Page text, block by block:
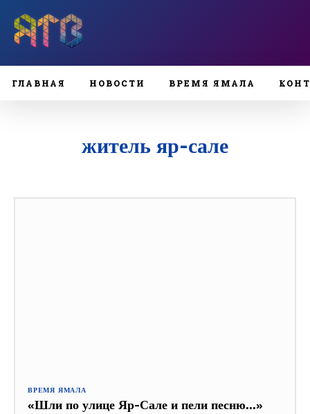
ГЛАВНАЯ НОВОСТИ ВРЕМЯ ЯМАЛА
житель яр-сале
ВРЕМЯ ЯМАЛА
«Шли по улице Яр-Сале и пели песню…»